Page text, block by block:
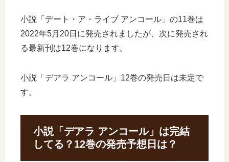
小説「デート・ア・ライブ アンコール」の11巻は
2022年5月20日に発売されましたが、次に発売され
る最新刊は12巻になります。
小説「デアラ アンコール」12巻の発売日は未定で
す。
小説「デアラ アンコール」は完結
してる？12巻の発売予想日は？